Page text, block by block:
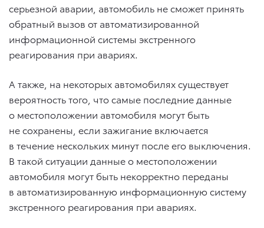
серьезной аварии, автомобиль не сможет принять
обратный вызов от автоматизированной
информационной системы экстренного
реагирования при авариях.
А также, на некоторых автомобилях существует
вероятность того, что самые последние данные
о местоположении автомобиля могут быть
не сохранены, если зажигание включается
в течение нескольких минут после его выключения.
В такой ситуации данные о местоположении
автомобиля могут быть некорректно переданы
в автоматизированную информационную систему
экстренного реагирования при авариях.